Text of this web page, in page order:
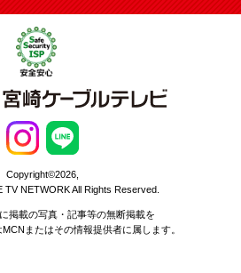
Copyright©2026,
TV NETWORK All Rights Reserved.
掲載の写真・記事等の無断掲載を
またはその情報提供者に属します。